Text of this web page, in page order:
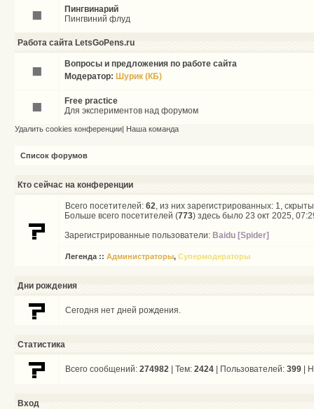
Пингвинарий
Пингвиний флуд
Работа сайта LetsGoPens.ru
Вопросы и предложения по работе сайта
Модератор: Шурик (КБ)
Free practice
Для экспериментов над форумом
Удалить cookies конференции| Наша команда
Список форумов
Кто сейчас на конференции
Всего посетителей: 62, из них зарегистрированных: 1,
Больше всего посетителей (773) здесь было 23 окт 2025,
Зарегистрированные пользователи: Baidu [Spider]
Легенда :: Администраторы, Супермодераторы
Дни рождения
Сегодня нет дней рождения.
Статистика
Всего сообщений: 274982 | Тем: 2424 | Пользователей: 399 |
Вход